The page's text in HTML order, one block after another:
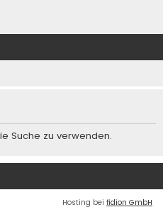
Suche zu verwenden.
Hosting bei fidion GmbH